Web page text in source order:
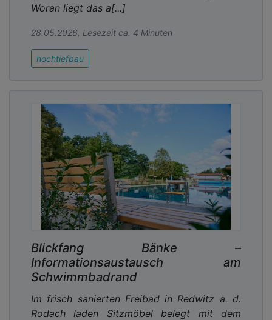
Woran liegt das a[...]
28.05.2026, Lesezeit ca. 4 Minuten
hochtiefbau
Blickfang Bänke –
Informationsaustausch am
Schwimmbadrand
Im frisch sanierten Freibad in Redwitz a. d.
Rodach laden Sitzmöbel belegt mit dem